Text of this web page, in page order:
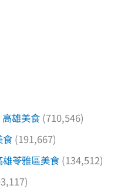
高雄美食 (710,546)
食 (191,667)
雄苓雅區美食 (134,512)